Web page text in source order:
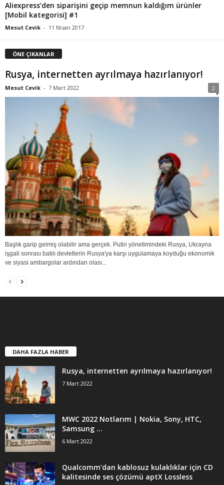
Aliexpress’den siparişini geçip memnun kaldığım ürünler
[Mobil kategorisi] #1
Mesut Cevik - 11 Nisan 2017
ÖNE ÇIKANLAR
Rusya, internetten ayrılmaya hazırlanıyor!
Mesut Cevik - 7 Mart 2022 2
Başlık garip gelmiş olabilir ama gerçek. Putin yönetimindeki Rusya, Ukrayna
işgali sonrası batılı devletlerin Rusya'ya karşı uygulamaya koyduğu ekonomik
ve siyasi ambargolar ardından olası...
DAHA FAZLA HABER
Rusya, internetten ayrılmaya hazırlanıyor!
7 Mart 2022
MWC 2022 Notlarım | Nokia, Sony, HTC,
Samsung …
6 Mart 2022
Qualcomm’dan kablosuz kulaklıklar için CD
kalitesinde ses çözümü aptX Lossless